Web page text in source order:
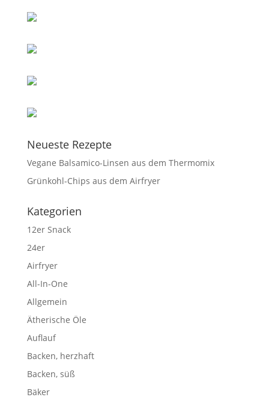
Neueste Rezepte
Vegane Balsamico-Linsen aus dem Thermomix
Grünkohl-Chips aus dem Airfryer
Kategorien
12er Snack
24er
Airfryer
All-In-One
Allgemein
Ätherische Öle
Auflauf
Backen, herzhaft
Backen, süß
Bäker